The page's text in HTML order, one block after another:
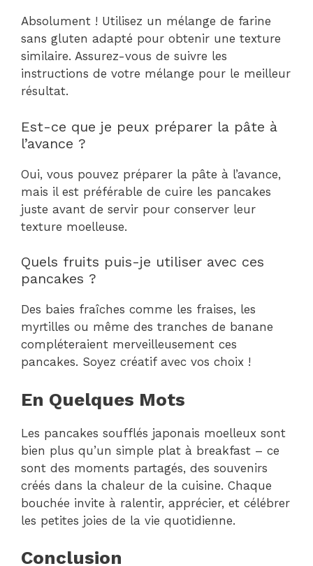
Absolument ! Utilisez un mélange de farine
sans gluten adapté pour obtenir une texture
similaire. Assurez-vous de suivre les
instructions de votre mélange pour le meilleur
résultat.
Est-ce que je peux préparer la pâte à
l’avance ?
Oui, vous pouvez préparer la pâte à l’avance,
mais il est préférable de cuire les pancakes
juste avant de servir pour conserver leur
texture moelleuse.
Quels fruits puis-je utiliser avec ces
pancakes ?
Des baies fraîches comme les fraises, les
myrtilles ou même des tranches de banane
compléteraient merveilleusement ces
pancakes. Soyez créatif avec vos choix !
En Quelques Mots
Les pancakes soufflés japonais moelleux sont
bien plus qu’un simple plat à breakfast – ce
sont des moments partagés, des souvenirs
créés dans la chaleur de la cuisine. Chaque
bouchée invite à ralentir, apprécier, et célébrer
les petites joies de la vie quotidienne.
Conclusion